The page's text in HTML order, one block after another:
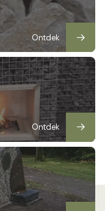
Ontdek
Ontdek